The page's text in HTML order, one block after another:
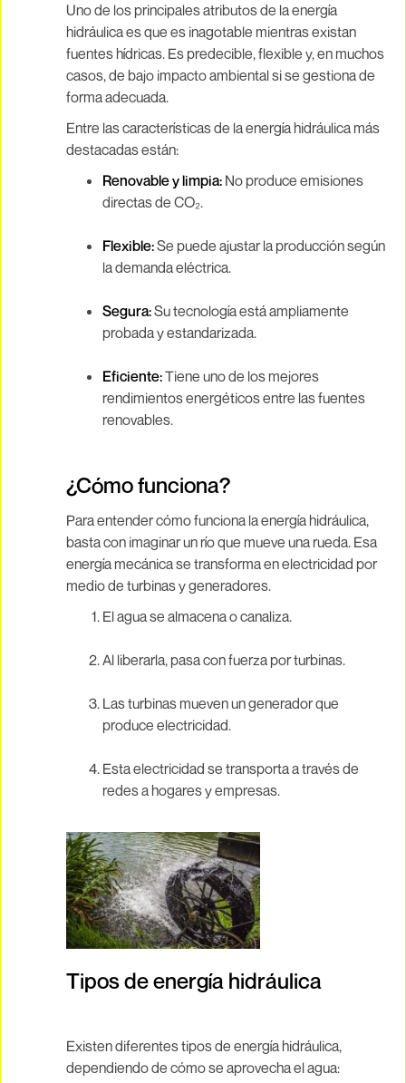
Uno de los principales atributos de la energía
hidráulica es que es inagotable mientras existan
fuentes hídricas. Es predecible, flexible y, en muchos
casos, de bajo impacto ambiental si se gestiona de
forma adecuada.
Entre las características de la energía hidráulica más
destacadas están:
Renovable y limpia: No produce emisiones
directas de CO₂.
Flexible:Se puede ajustar la producción según
la demanda eléctrica.
Segura:Su tecnología está ampliamente
probada y estandarizada.
Eficiente:Tiene uno de los mejores
rendimientos energéticos entre las fuentes
renovables.
¿Cómo funciona?
Para entender cómo funciona la energía hidráulica,
basta con imaginar un río que mueve una rueda. Esa
energía mecánica se transforma en electricidad por
medio de turbinas y generadores.
El agua se almacena o canaliza.
Al liberarla, pasa con fuerza por turbinas.
Las turbinas mueven un generador que
produce electricidad.
Esta electricidad se transporta a través de
redes a hogares y empresas.
Tipos de energía hidráulica
Existen diferentes tipos de energía hidráulica,
dependiendo de cómo se aprovecha el agua: